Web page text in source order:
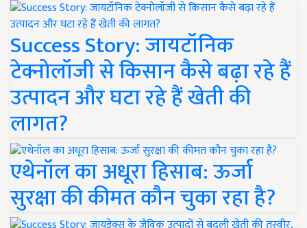
Success Story: जायटॉनिक
टेक्नोलॉजी से किसान कैसे बढ़ा रहे हैं
उत्पादन और घटा रहे हैं खेती की
लागत?
एथेनॉल का अधूरा हिसाब: ऊर्जा
सुरक्षा की कीमत कौन चुका रहा है?